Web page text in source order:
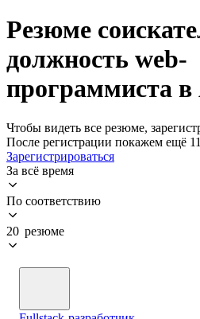
Резюме
должность web-
программиста в
Чтобы видеть все резюме,
После регистрации покажем ещё
Зарегистрироваться
За всё время
По соответствию
20 резюме